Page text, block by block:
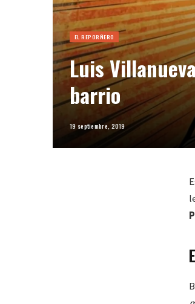
EL REPORÑERO
Luis
barrio
19 septiembre, 2019